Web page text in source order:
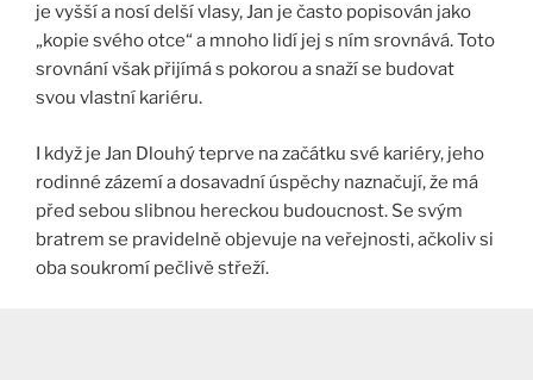
je vyšší a nosí delší vlasy, Jan je často popisován jako
„kopie svého otce“ a mnoho lidí jej s ním srovnává. Toto
srovnání však přijímá s pokorou a snaží se budovat
svou vlastní kariéru​.
I když je Jan Dlouhý teprve na začátku své kariéry, jeho
rodinné zázemí a dosavadní úspěchy naznačují, že má
před sebou slibnou hereckou budoucnost. Se svým
bratrem se pravidelně objevuje na veřejnosti, ačkoliv si
oba soukromí pečlivě střeží.